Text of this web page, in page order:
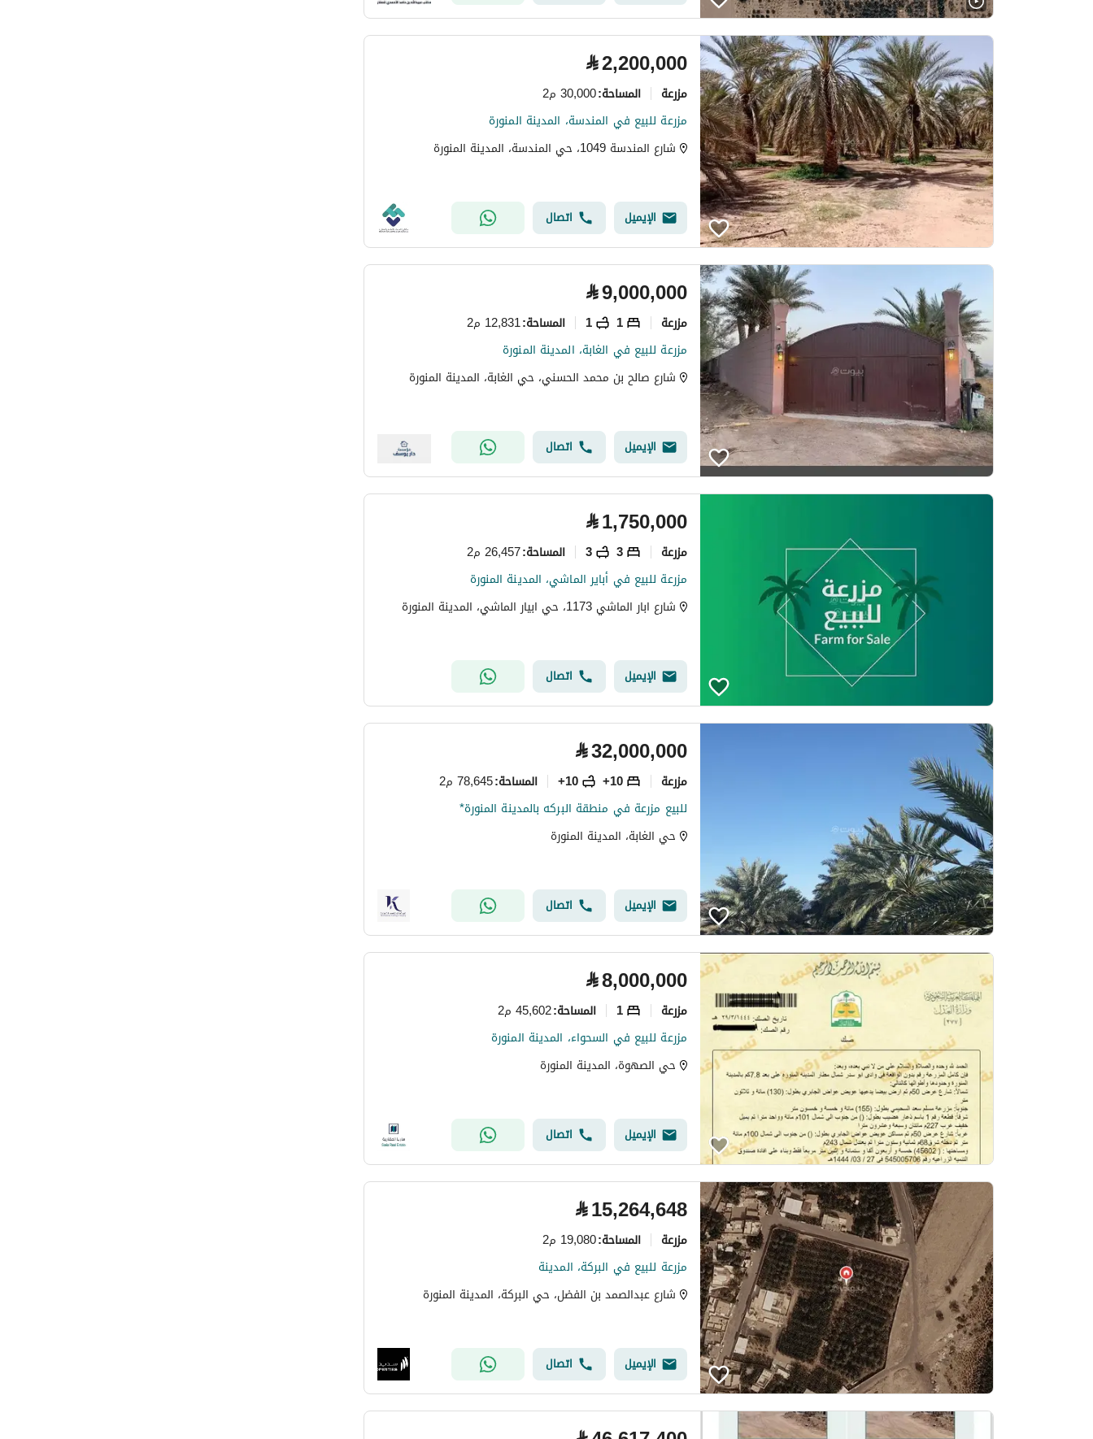
⃁2,200,000
مزرعة المساحة:30,000 م2
مزرعة للبيع في المندسة، المدينة المنورة
شارع المندسة 1049، حي المندسة، المدينة المنورة
الإيميل اتصال
⃁9,000,000
مزرعة 1
1 المساحة:12,831 م2
مزرعة للبيع في الغابة، المدينة المنورة
شارع صالح بن محمد الحسني، حي الغابة، المدينة المنورة
الإيميل اتصال
⃁1,750,000
مزرعة 3
3 المساحة:26,457 م2
مزرعة للبيع في أباير الماشي، المدينة المنورة
شارع ابار الماشي 1173، حي ابيار الماشي، المدينة المنورة
الإيميل اتصال
⃁32,000,000
مزرعة 10+
10+ المساحة:78,645 م2
للبيع مزرعة في منطقة البركه بالمدينة المنورة*
حي الغابة، المدينة المنورة
الإيميل اتصال
⃁8,000,000
مزرعة 1 المساحة:45,602 م2
مزرعة للبيع في السحواء، المدينة المنورة
حي الصهوة، المدينة المنورة
الإيميل اتصال
⃁15,264,648
مزرعة المساحة:19,080 م2
مزرعة للبيع في البركة، المدينة
شارع عبدالصمد بن الفضل، حي البركة، المدينة المنورة
الإيميل اتصال